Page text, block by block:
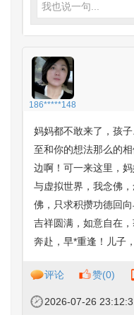
我也说一句...
186*****148
妈妈都不敢来了，孩
至和你的想法那么的
边啊！可一来这里，
与虚拟世界，我念佛
佛，只求积攒功德回
吉祥圆满，如意自在
奔赴，早*重逢！儿子
评论 赞(0)
2026-07-26